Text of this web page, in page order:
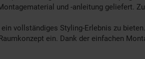
und -anleitung geliefert.
vollständiges Styling-Erlebnis zu
ein. Dank der einfachen